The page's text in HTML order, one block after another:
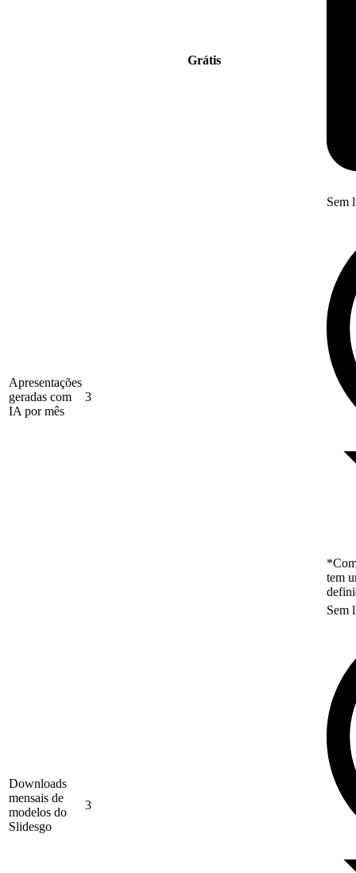
Grátis
Apresentações
geradas com
IA por mês
3
Sem
tem
Downloads
mensais de
modelos do
Slidesgo
3
Sem